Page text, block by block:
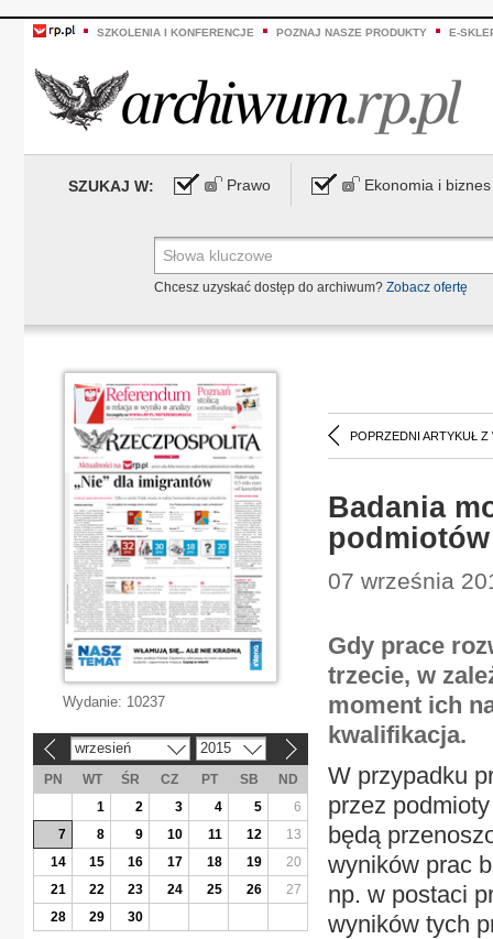
SZKOLENIA I KONFERENCJE POZNAJ NASZE PRODUKTY E-
SZUKAJ W: Prawo Ekonomia i biznes
Chcesz uzyskać dostęp do archiwum? Zobacz ofertę
POPRZEDNI ARTYKUŁ Z
Badania
podmiotów
07 września
Gdy prace
trzecie, w
moment ich
kwalifikacja.
W przypadku
przez
będą
wyników prac
np. w postaci
wyników tych
Wydanie: 10237
wrzesień 2015
PN WT ŚR CZ PT SB
ND
1
2 3 4 5
6
7
8 9 10 11 12
13
14
15 16 17 18 19
20
21
22 23 24 25 26
27
28
29 30